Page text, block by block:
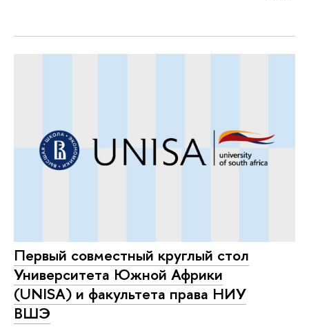
Первый совместный круглый стол
Университета Южной Африки
(UNISA) и факультета права НИУ
ВШЭ